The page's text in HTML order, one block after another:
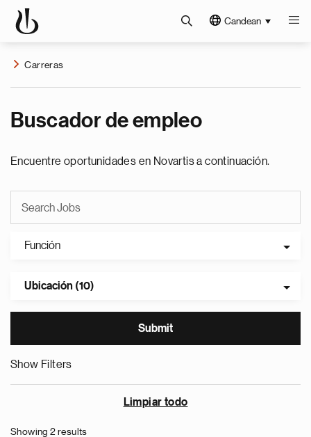
Candean
Carreras
Buscador de empleo
Encuentre oportunidades en Novartis a continuación.
Función
Ubicación (10)
Show Filters
Limpiar todo
Showing 2 results